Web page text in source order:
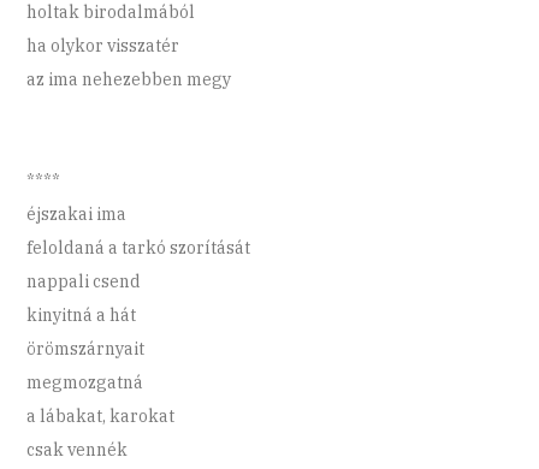
holtak birodalmából
ha olykor visszatér
az ima nehezebben megy
****
éjszakai ima
feloldaná a tarkó szorítását
nappali csend
kinyitná a hát
örömszárnyait
megmozgatná
a lábakat, karokat
csak vennék